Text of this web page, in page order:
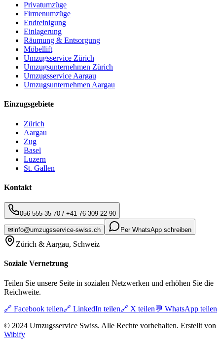
Privatumzüge
Firmenumzüge
Endreinigung
Einlagerung
Räumung & Entsorgung
Möbellift
Umzugsservice Zürich
Umzugsunternehmen Zürich
Umzugsservice Aargau
Umzugsunternehmen Aargau
Einzugsgebiete
Zürich
Aargau
Zug
Basel
Luzern
St. Gallen
Kontakt
056 555 35 70 / +41 76 309 22 90
✉info@umzugsservice-swiss.ch Per WhatsApp schreiben
Zürich & Aargau, Schweiz
Soziale Vernetzung
Teilen Sie unsere Seite in sozialen Netzwerken und erhöhen Sie die
Reichweite.
🔗 Facebook teilen🔗 LinkedIn teilen🔗 X teilen💬 WhatsApp teilen
© 2024 Umzugsservice Swiss. Alle Rechte vorbehalten. Erstellt von
Wibify